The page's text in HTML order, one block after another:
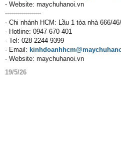
- Website: maychuhanoi.vn
------------------
- Chi nhánh HCM: Lầu 1 tòa nhà 666/
- Hotline: 0947 670 401
- Tel: 028 2244 9399
- Email:
- Website: maychuhanoi.vn
19/5/26